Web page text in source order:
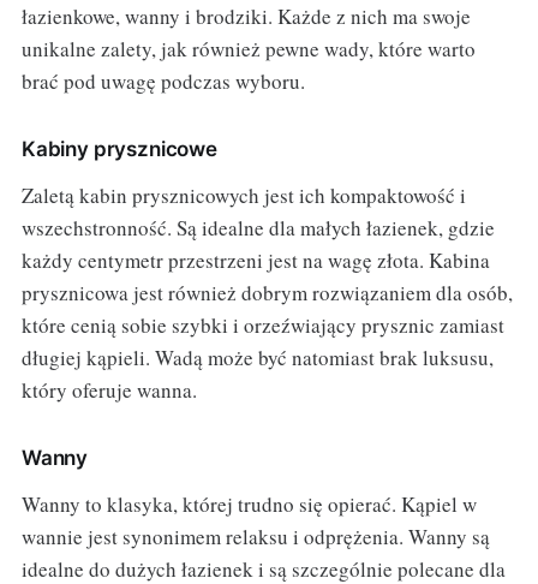
łazienkowe, wanny i brodziki. Każde z nich ma swoje
unikalne zalety, jak również pewne wady, które warto
brać pod uwagę podczas wyboru.
Kabiny prysznicowe
Zaletą kabin prysznicowych jest ich kompaktowość i
wszechstronność. Są idealne dla małych łazienek, gdzie
każdy centymetr przestrzeni jest na wagę złota. Kabina
prysznicowa jest również dobrym rozwiązaniem dla osób,
które cenią sobie szybki i orzeźwiający prysznic zamiast
długiej kąpieli. Wadą może być natomiast brak luksusu,
który oferuje wanna.
Wanny
Wanny to klasyka, której trudno się opierać. Kąpiel w
wannie jest synonimem relaksu i odprężenia. Wanny są
idealne do dużych łazienek i są szczególnie polecane dla